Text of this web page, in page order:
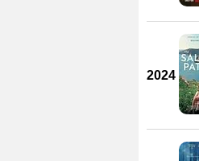
2024